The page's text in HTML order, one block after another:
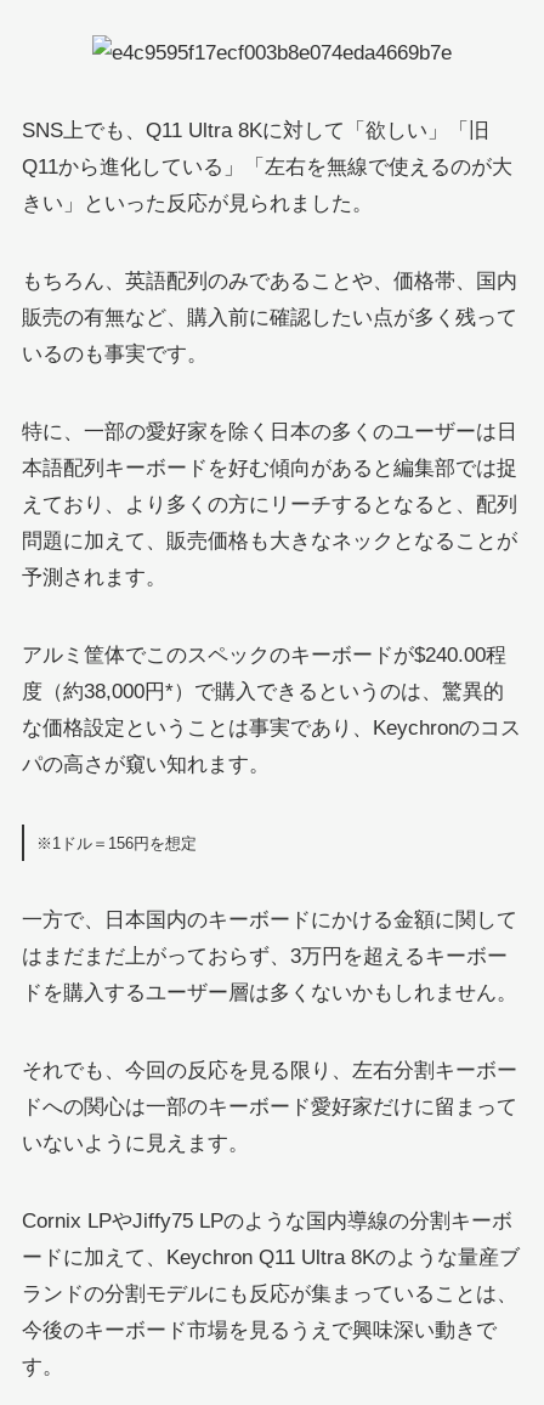
SNS上でも、Q11 Ultra 8Kに対して「欲しい」「旧
Q11から進化している」「左右を無線で使えるのが大
きい」といった反応が見られました。
もちろん、英語配列のみであることや、価格帯、国内
販売の有無など、購入前に確認したい点が多く残って
いるのも事実です。
特に、一部の愛好家を除く日本の多くのユーザーは日
本語配列キーボードを好む傾向があると編集部では捉
えており、より多くの方にリーチするとなると、配列
問題に加えて、販売価格も大きなネックとなることが
予測されます。
アルミ筐体でこのスペックのキーボードが$240.00程
度（約38,000円*）で購入できるというのは、驚異的
な価格設定ということは事実であり、Keychronのコス
パの高さが窺い知れます。
※1ドル＝156円を想定
一方で、日本国内のキーボードにかける金額に関して
はまだまだ上がっておらず、3万円を超えるキーボー
ドを購入するユーザー層は多くないかもしれません。
それでも、今回の反応を見る限り、左右分割キーボー
ドへの関心は一部のキーボード愛好家だけに留まって
いないように見えます。
Cornix LPやJiffy75 LPのような国内導線の分割キーボ
ードに加えて、Keychron Q11 Ultra 8Kのような量産ブ
ランドの分割モデルにも反応が集まっていることは、
今後のキーボード市場を見るうえで興味深い動きで
す。